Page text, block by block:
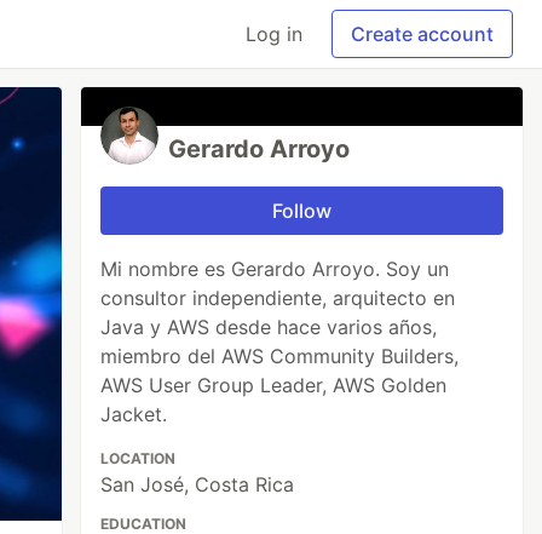
Log in Create account
Gerardo Arroyo
Follow
Mi nombre es Gerardo Arroyo. Soy un
consultor independiente, arquitecto en
Java y AWS desde hace varios años,
miembro del AWS Community Builders,
AWS User Group Leader, AWS Golden
Jacket.
LOCATION
San José, Costa Rica
EDUCATION